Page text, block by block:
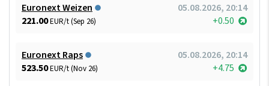
Euronext Weizen
05.08.2026, 20:14
221.00EUR/t (Sep 26) +0.50
Euronext Raps
05.08.2026, 20:14
523.50EUR/t (Nov 26) +4.75